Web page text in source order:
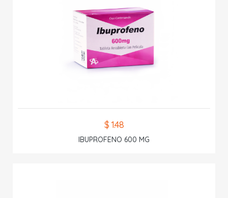
$ 1.48
IBUPROFENO 600 MG